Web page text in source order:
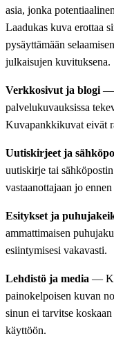
asia, jonka
Laadukas kuva erottaa
pysäyttämään
julkaisujen kuvituksena.
Verkkosivut ja blogi —
palvelukuvauksissa
Kuvapankkikuvat eivät
Uutiskirjeet ja
uutiskirje tai
vastaanottajaan jo
Esitykset ja
ammattimaisen
esiintymisesi vakavasti.
Lehdistö ja media —
painokelpoisen kuvan
sinun ei tarvitse
käyttöön.